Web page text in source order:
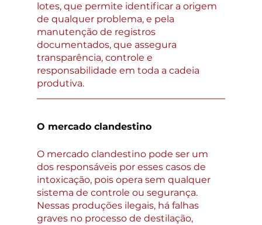
lotes, que permite identificar a origem
de qualquer problema, e pela
manutenção de registros
documentados, que assegura
transparência, controle e
responsabilidade em toda a cadeia
produtiva.
O mercado clandestino
O mercado clandestino pode ser um
dos responsáveis por esses casos de
intoxicação, pois opera sem qualquer
sistema de controle ou segurança.
Nessas produções ilegais, há falhas
graves no processo de destilação,